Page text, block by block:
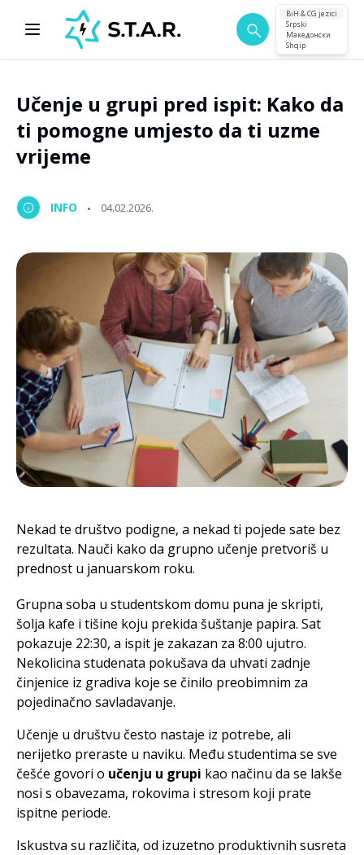
BiH & CG jezici
Srpski
Македонски
Shqip
Učenje u grupi pred ispit: Kako da
ti pomogne umjesto da ti uzme
vrijeme
INFO 04.02.2026.
Nekad te društvo podigne, a nekad ti pojede sate bez
rezultata. Nauči kako da grupno učenje pretvoriš u
prednost u januarskom roku.
Grupna soba u studentskom domu puna je skripti,
šolja kafe i tišine koju prekida šuštanje papira. Sat
pokazuje 22:30, a ispit je zakazan za 8:00 ujutro.
Nekolicina studenata pokušava da uhvati zadnje
činjenice iz gradiva koje se činilo preobimnim za
pojedinačno savladavanje.
Učenje u društvu često nastaje iz potrebe, ali
nerijetko preraste u naviku. Među studentima se sve
češće govori o učenju u grupi kao načinu da se lakše
nosi s obavezama, rokovima i stresom koji prate
ispitne periode.
Iskustva su različita, od izuzetno produktivnih susreta